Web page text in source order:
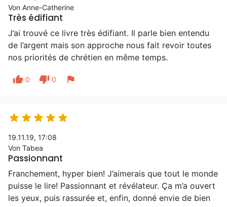
Von Anne-Catherine
Très édifiant
J’ai trouvé ce livre très édifiant. Il parle bien entendu
de l’argent mais son approche nous fait revoir toutes
nos priorités de chrétien en même temps.
thumb_up 0 thumb_down 0 flag
    
19.11.19, 17:08
Von Tabea
Passionnant
Franchement, hyper bien! J’aimerais que tout le monde
puisse le lire! Passionnant et révélateur. Ça m’a ouvert
les yeux, puis rassurée et, enfin, donné envie de bien